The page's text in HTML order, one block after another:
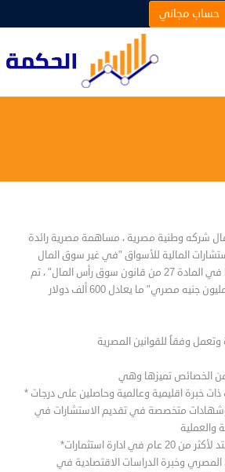
حساب مجاني
شركه وطنية مصرية ، مساهمة مصرية رائدة
المالية للأسواق "في غير سوق المال
المصري المنصوص عليها في المادة 27 من قانون سوق رأس المال" ، تم
تأسيسها برأس مال "10 مليون جنيه مصري" ما يعادل 600 ألف دولار
* يضم مركز الحكمة كفاءات ذات خبرة اقليمية وعالمية وحاصلين على درجات
وشهادات متخصصة في تقديم الاستشارات في
*لدي فريق العمل خبرة تمتد لأكثر من 20 عام في ادارة استثمارات
وخبرة الدراسات الاقتصادية في